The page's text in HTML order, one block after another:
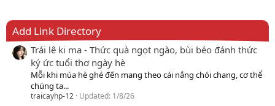
Add Link Directory
Trái lê ki ma - Thức quà ngọt ngào, bùi béo đánh thức
ký ức tuổi thơ ngày hè
Mỗi khi mùa hè ghé đến mang theo cái nắng chói chang, cơ thể
chúng ta...
traicayhp-12 Updated: 1/8/26